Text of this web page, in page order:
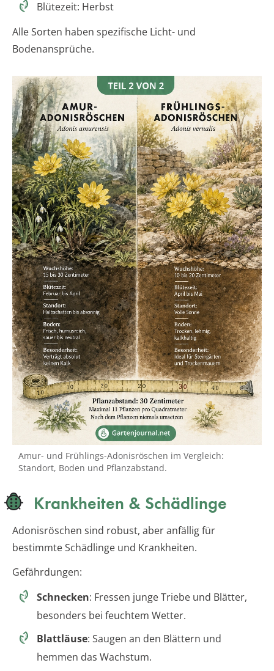
Blütezeit: Herbst
Alle Sorten haben spezifische Licht- und
Bodenansprüche.
Amur- und Frühlings-Adonisröschen im Vergleich:
Standort, Boden und Pflanzabstand.
Krankheiten & Schädlinge
Adonisröschen sind robust, aber anfällig für
bestimmte Schädlinge und Krankheiten.
Gefährdungen:
Schnecken: Fressen junge Triebe und Blätter,
besonders bei feuchtem Wetter.
Blattläuse: Saugen an den Blättern und
hemmen das Wachstum.